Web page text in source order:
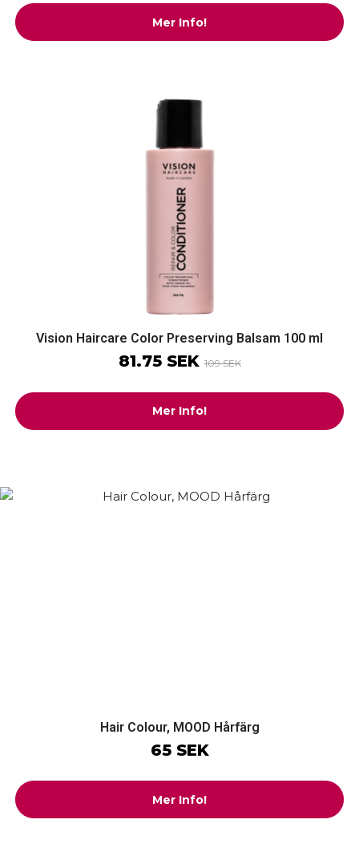
Mer Info!
Vision Haircare Color Preserving Balsam 100 ml
81.75 SEK109 SEK
Mer Info!
Hair Colour, MOOD Hårfärg
65 SEK
Mer Info!